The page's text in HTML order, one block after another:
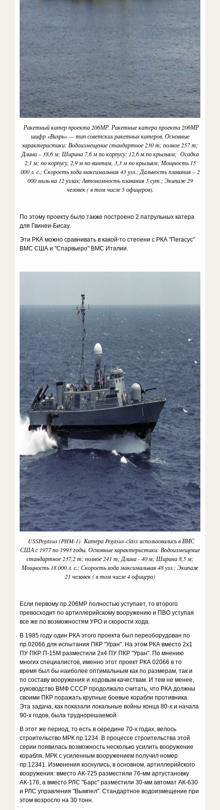
Ракетный катер проекта 206МР. Ракетные катера проекта 206МР
шифр «Вихрь» — тип советских ракетных катеров. Основные
характеристики: Водоизмещение стандартное 230 т; полное 257 т;
Длина – 38,6 м; Ширина 7,6 м по корпусу; 12,6 м по крыльям; Осадка
2,1 м; по корпусу, 2,9 м по винтам, 3,3 м по крыльям; Мощность 15
000 л. с.; Скорость хода максимальная 43 узл.; Дальность плавания – 2
000 миль на 12 узлах; Автономность плавания 5 сут.; Экипаж 29
человек ( в том числе 5 офицеров).
По этому проекту было также построено 2 патрульных катера
для Гвинеи-Бисау.
Эти РКА можно сравнивать в какой-то степени с РКА "Пегасус"
ВМС США и "Спарвьеро" ВМС Италии.
USSPegasus (PHM-1) Катера Pegasus-class использовались в ВМС
США с 1977 по 1993 годы. Основные характеристики: Водоизмещение
стандартное 237,2 т; полное 241 т; Длина - 40 м; Ширина 8,5 м;
Мощность 18 000 л. с.; Скорость хода максимальная 48 узл.; Экипаж
21 человек ( в том числе 4 офицера)
Если первому пр.206МР полностью уступает, то второго
превосходит по артиллерийскому вооружению и ПВО уступая
все же по возможностям УРО и скорости хода.
В 1985 году один РКА этого проекта был переоборудован по
пр.02066 для испытания ПКР "Уран". На этом РКА вместо 2x1
ПУ ПКР П-15М разместили 2x4 ПУ ПКР "Уран". По мнению
многих специалистов, именно этот проект РКА 02066 в то
время был бы наиболее оптимальным как по размерам, так и
по составу вооружения и ходовым качествам. И тем не менее,
руководство ВМФ СССР продолжало считать, что РКА должны
своими ПКР поражать крупные боевые корабли противника.
Эта задача, как показали локальные войны конца 80-х и начала
90-х годов, была труднорешаемой.
В этот же период, то есть в середине 70-х годах, велось
строительство МРК пр.1234. В процессе строительства этой
серии появилась возможность несколько усилить вооружение
корабля. МРК с усиленным вооружением получил номер
пр.12341. Изменения коснулись, в основном, артиллерийского
вооружения: вместо АК-725 разместили 76-мм артустановку
АК-176, а вместо РЛС "Барс" разместили 30-мм автомат АК-630
и РЛС управления "Вымпел". Стандартное водоизмещение при
этом возросло на 30 тонн.